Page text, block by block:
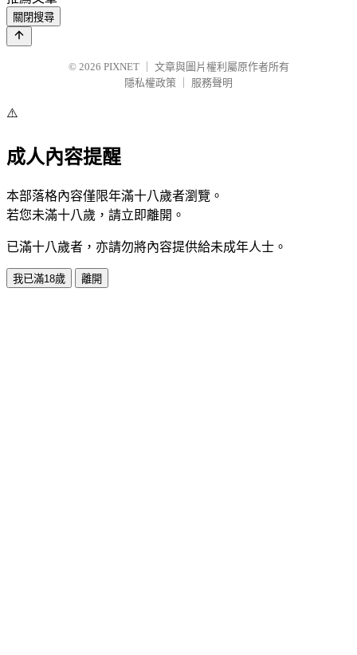
關閉搜尋
© 2026 PIXNET
文章與圖片權利屬原作者所有
隱私權政策
服務聲明
⚠️
成人內容提醒
本部落格內容僅限年滿十八歲者瀏覽。
若您未滿十八歲，請立即離開。
已滿十八歲者，亦請勿將內容提供給未成年人士。
我已滿18歲 離開